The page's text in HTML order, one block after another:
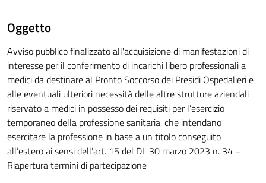
Oggetto
Avviso pubblico finalizzato all'acquisizione di manifestazioni di
interesse per il conferimento di incarichi libero professionali a
medici da destinare al Pronto Soccorso dei Presidi Ospedalieri e
alle eventuali ulteriori necessità delle altre strutture aziendali
riservato a medici in possesso dei requisiti per l’esercizio
temporaneo della professione sanitaria, che intendano
esercitare la professione in base a un titolo conseguito
all’estero ai sensi dell’art. 15 del DL 30 marzo 2023 n. 34 –
Riapertura termini di partecipazione